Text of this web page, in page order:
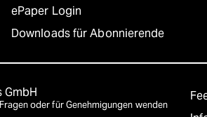
ePaper Login
Downloads für Abonnierende
GmbH
oder für Genehmigungen wenden